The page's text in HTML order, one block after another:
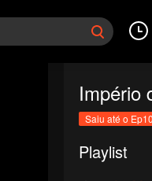
Império
Saiu até o
Playlist